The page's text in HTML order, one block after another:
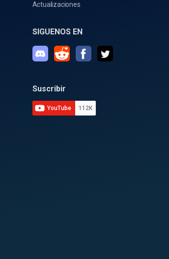
Actualizaciones
SIGUENOS EN
Suscribir
YouTube 112K